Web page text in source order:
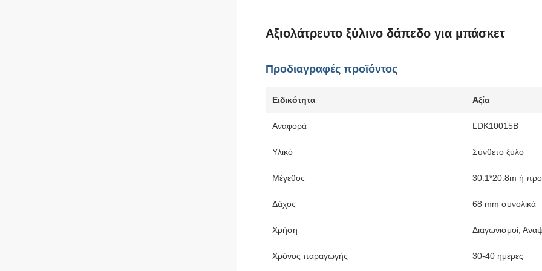
Αξιολάτρευτο ξύλινο δάπεδο για μπάσκετ
Προδιαγραφές προϊόντος
Ειδικότητα Αξία
Αναφορά LDK10015B
Υλικό Σύνθετο ξύλο
Μέγεθος 30.1*20.8m ή
Δάχος 68 mm συνολικά
Χρήση Διαγωνισμοί,
Χρόνος παραγωγής 30-40 ημέρες